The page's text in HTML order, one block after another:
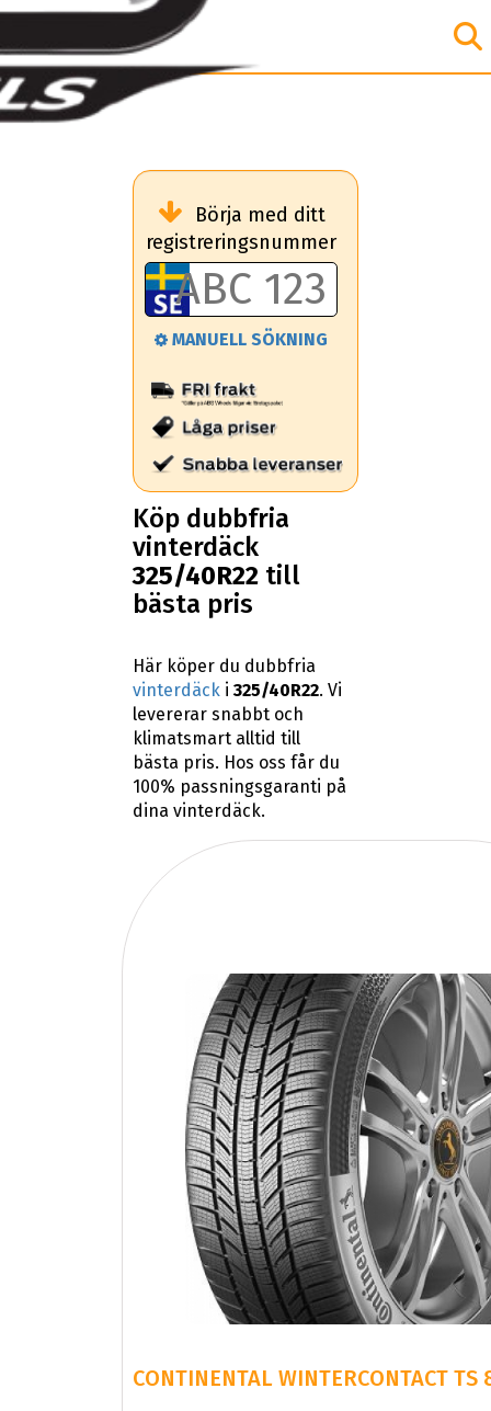
Börja med ditt
registreringsnummer
MANUELL SÖKNING
Köp dubbfria
vinterdäck
325/40R22 till
bästa pris
Här köper du dubbfria
vinterdäck i325/40R22. Vi
levererar snabbt och
klimatsmart alltid till
bästa pris. Hos oss får du
100% passningsgaranti på
dina vinterdäck.
CONTINENTAL WINTERCONTACT